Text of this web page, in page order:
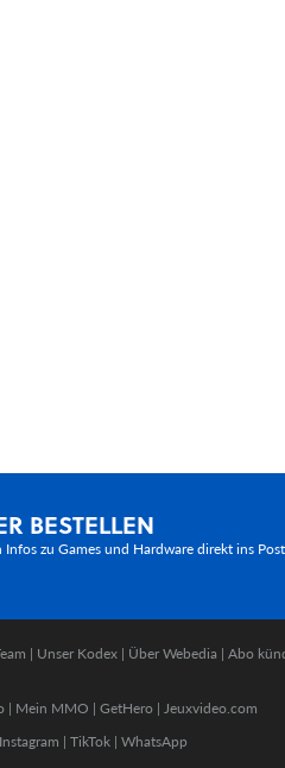
BESTELLEN
zu Games und Hardware direkt ins
| Unser Kodex | Über Webedia | Abo
| Mein MMO | GetHero | Jeuxvideo.com
Instagram | TikTok | WhatsApp